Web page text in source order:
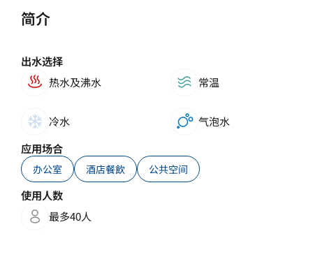
简介
出水选择
热水及沸水 常温
冷水 气泡水
应用场合
办公室 酒店餐飲 公共空间
使用人数
最多40人